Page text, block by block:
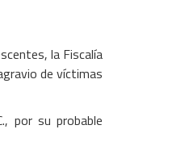
la Fiscalía
de víctimas
por su probable